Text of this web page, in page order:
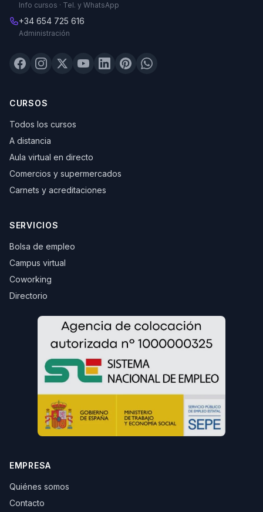
Info cursos · Tel. y WhatsApp
+34 654 725 616
Administración
CURSOS
Todos los cursos
A distancia
Aula virtual en directo
Comercios y supermercados
Carnets y acreditaciones
SERVICIOS
Bolsa de empleo
Campus virtual
Coworking
Directorio
EMPRESA
Quiénes somos
Contacto